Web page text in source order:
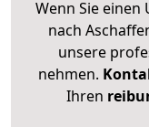
Wenn Sie
nach
unsere
nehmen.
Ihren